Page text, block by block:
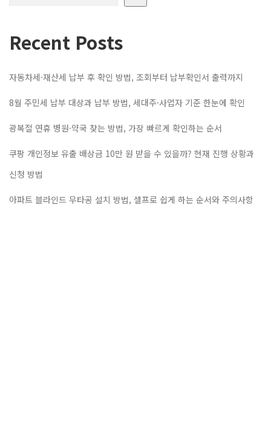
Recent Posts
자동차세·재산세 납부 후 확인 방법, 조회부터 납부확인서 출력까지
8월 주민세 납부 대상과 납부 방법, 세대주·사업자 기준 한눈에 확인
광복절 연휴 병원·약국 찾는 방법, 가장 빠르게 확인하는 순서
쿠팡 개인정보 유출 배상금 10만 원 받을 수 있을까? 현재 진행 상황과
신청 방법
아파트 블라인드 무타공 설치 방법, 셀프로 쉽게 하는 순서와 주의사항